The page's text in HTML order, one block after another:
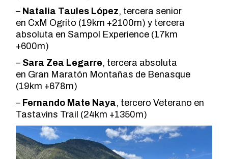
– Natalia Taules López, tercera senior
en CxM Ogrito (19km +2100m) y tercera
absoluta en Sampol Experience (17km
+600m)
– Sara Zea Legarre, tercera absoluta
en Gran Maratón Montañas de Benasque
(19km +678m)
– Fernando Mate Naya, tercero Veterano en
Tastavins Trail (24km +1350m)